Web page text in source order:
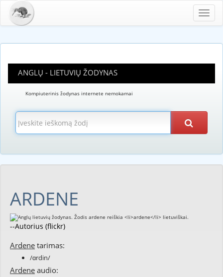
ANGLŲ - LIETUVIŲ ŽODYNAS
Kompiuterinis žodynas internete nemokamai
ARDENE
--Autorius (flickr)
Ardene tarimas:
/ɑrdin/
Ardene audio: